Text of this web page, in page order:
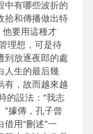
中有哪些波折的
拾和傳播做出特
他要用這種才
理想，可是待
到放逐夜郎的處
人生的最后幾
有，故而越來越
的設法：“我志
據傳，孔子曾
用“刪述”一